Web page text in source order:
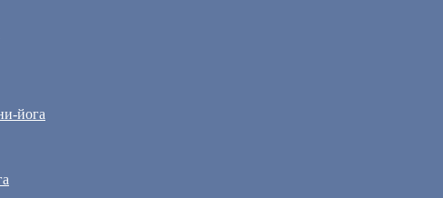
йога